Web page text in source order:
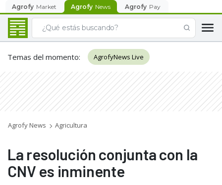
Agrofy Market Agrofy News Agrofy Pay
Temas del momento: AgrofyNews Live
Agrofy News Agricultura
La resolución conjunta con la
CNV es inminente